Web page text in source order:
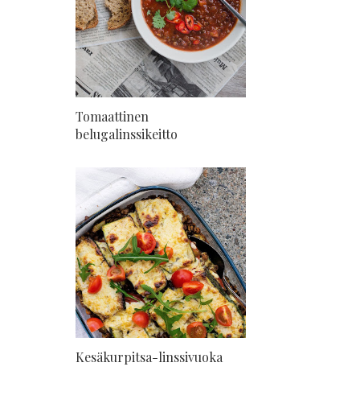
Tomaattinen
belugalinssikeitto
Kesäkurpitsa-linssivuoka